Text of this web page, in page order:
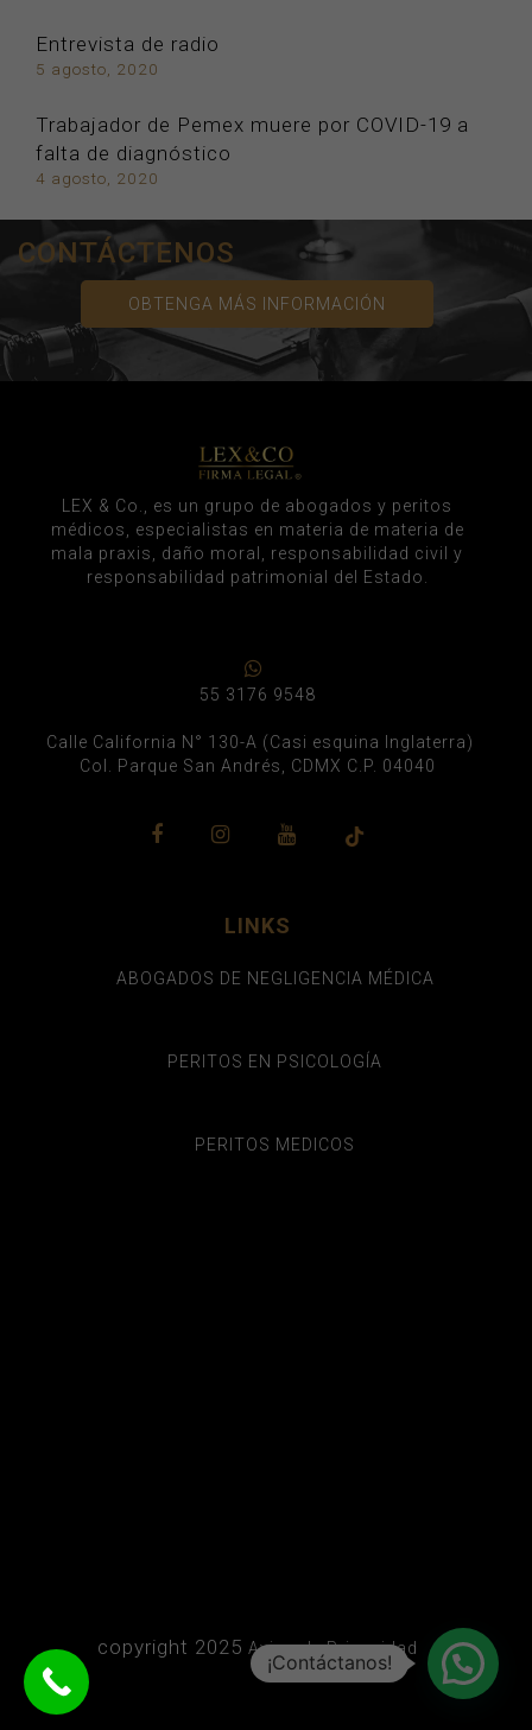
Entrevista de radio
5 agosto, 2020
Trabajador de Pemex muere por COVID-19 a
falta de diagnóstico
4 agosto, 2020
CONTÁCTENOS
OBTENGA MÁS INFORMACIÓN
LEX & Co., es un grupo de abogados y peritos
médicos, especialistas en materia de materia de
mala praxis, daño moral, responsabilidad civil y
responsabilidad patrimonial del Estado.
55 3176 9548
Calle California N° 130-A (Casi esquina Inglaterra)
Col. Parque San Andrés, CDMX C.P. 04040
LINKS
ABOGADOS DE NEGLIGENCIA MÉDICA
PERITOS EN PSICOLOGÍA
PERITOS MEDICOS
copyright 2025 Aviso de Privacidad
¡Contáctanos!